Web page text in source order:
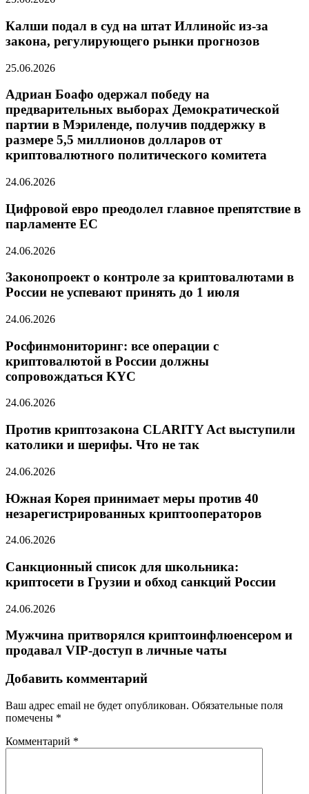
Калши подал в суд на штат Иллинойс из-за
закона, регулирующего рынки прогнозов
25.06.2026
Адриан Боафо одержал победу на
предварительных выборах Демократической
партии в Мэриленде, получив поддержку в
размере 5,5 миллионов долларов от
криптовалютного политического комитета
24.06.2026
Цифровой евро преодолел главное препятствие в
парламенте ЕС
24.06.2026
Законопроект о контроле за криптовалютами в
России не успевают принять до 1 июля
24.06.2026
Росфинмониторинг: все операции с
криптовалютой в России должны
сопровождаться KYC
24.06.2026
Против криптозакона CLARITY Act выступили
католики и шерифы. Что не так
24.06.2026
Южная Корея принимает меры против 40
незарегистрированных криптооператоров
24.06.2026
Санкционный список для школьника:
криптосети в Грузии и обход санкций России
24.06.2026
Мужчина притворялся криптоинфлюенсером и
продавал VIP-доступ в личные чаты
Добавить комментарий
Ваш адрес email не будет опубликован. Обязательные поля
помечены *
Комментарий *